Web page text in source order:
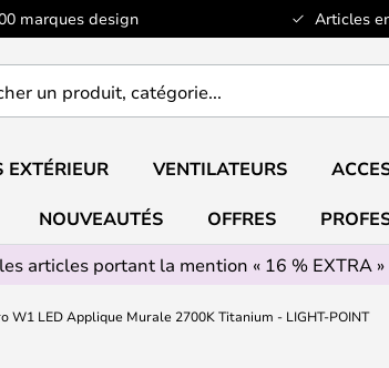
marques design Articles
EXTÉRIEUR VENTILATEURS
NOUVEAUTÉS OFFRES
articles portant la mention « 16 % EXTRA »
W1 LED Applique Murale 2700K Titanium - LIGHT-POINT